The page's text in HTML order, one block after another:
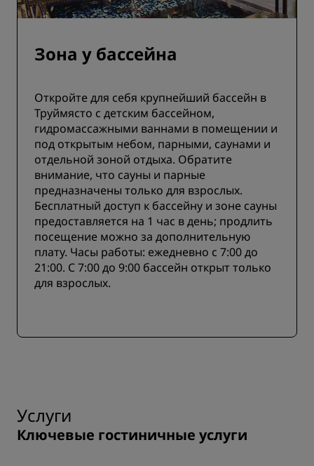
Зона у бассейна
Откройте для себя крупнейший бассейн в
Труймясто с детским бассейном,
гидромассажными ваннами в помещении и
под открытым небом, парными, саунами и
отдельной зоной отдыха. Обратите
внимание, что сауны и парные
предназначены только для взрослых.
Бесплатный доступ к бассейну и зоне сауны
предоставляется на 1 час в день; продлить
посещение можно за дополнительную
плату. Часы работы: ежедневно с 7:00 до
21:00. С 7:00 до 9:00 бассейн открыт только
для взрослых.
Услуги
Ключевые гостиничные услуги